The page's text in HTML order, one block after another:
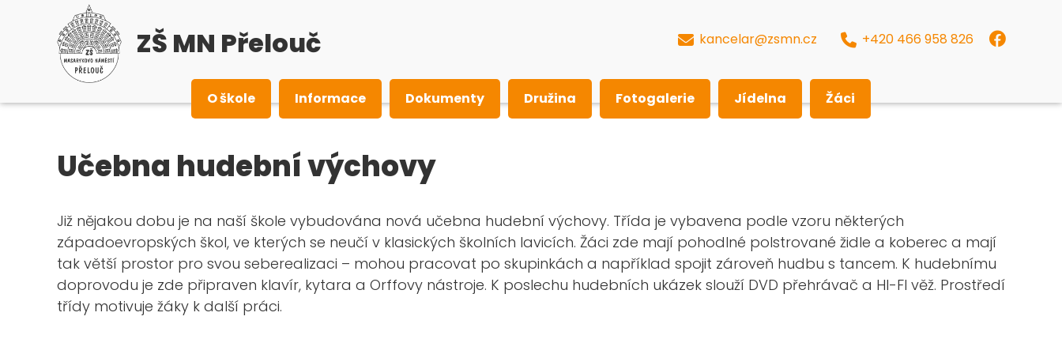
ZŠ MN Přelouč
O škole Informace Dokumenty Družina Fotogalerie Jídelna Žáci
kancelar@zsmn.cz +420 466 958 826
Učebna hudební výchovy
Již nějakou dobu je na naší škole vybudována nová učebna hudební výchovy. Třída je vybavena podle vzoru některých
západoevropských škol, ve kterých se neučí v klasických školních lavicích. Žáci zde mají pohodlné polstrované židle a koberec a mají
tak větší prostor pro svou seberealizaci – mohou pracovat po skupinkách a například spojit zároveň hudbu s tancem. K hudebnímu
doprovodu je zde připraven klavír, kytara a Orffovy nástroje. K poslechu hudebních ukázek slouží DVD přehrávač a HI-FI věž. Prostředí
třídy motivuje žáky k další práci.